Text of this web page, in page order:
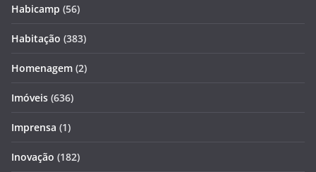
Habicamp (56)
Habitação (383)
Homenagem (2)
Imóveis (636)
Imprensa (1)
Inovação (182)